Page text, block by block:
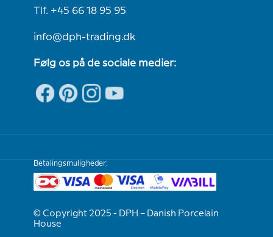
Tlf. +45 66 18 95 95
info@dph-trading.dk
Følg os på de sociale medier:
Betalingsmuligheder:
© Copyright 2025 - DPH – Danish Porcelain
House